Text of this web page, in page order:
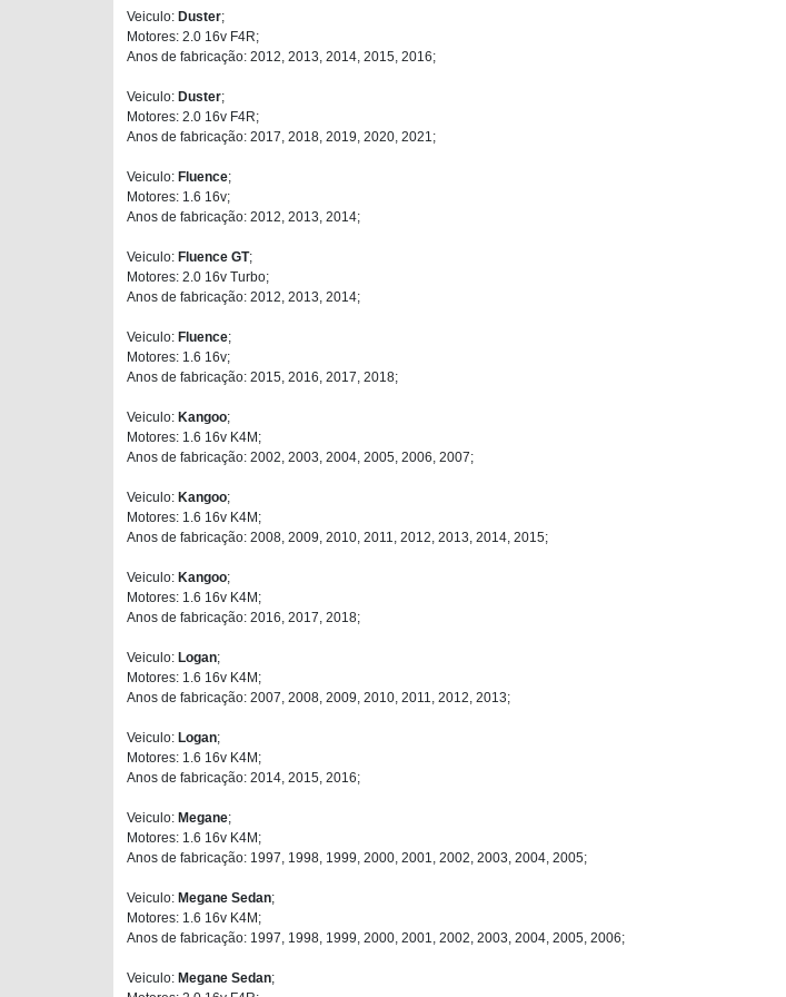
Veiculo: Duster;
Motores: 2.0 16v F4R;
Anos de fabricação: 2012, 2013, 2014, 2015, 2016;
Veiculo: Duster;
Motores: 2.0 16v F4R;
Anos de fabricação: 2017, 2018, 2019, 2020, 2021;
Veiculo: Fluence;
Motores: 1.6 16v;
Anos de fabricação: 2012, 2013, 2014;
Veiculo: Fluence GT;
Motores: 2.0 16v Turbo;
Anos de fabricação: 2012, 2013, 2014;
Veiculo: Fluence;
Motores: 1.6 16v;
Anos de fabricação: 2015, 2016, 2017, 2018;
Veiculo: Kangoo;
Motores: 1.6 16v K4M;
Anos de fabricação: 2002, 2003, 2004, 2005, 2006, 2007;
Veiculo: Kangoo;
Motores: 1.6 16v K4M;
Anos de fabricação: 2008, 2009, 2010, 2011, 2012, 2013, 2014, 2015;
Veiculo: Kangoo;
Motores: 1.6 16v K4M;
Anos de fabricação: 2016, 2017, 2018;
Veiculo: Logan;
Motores: 1.6 16v K4M;
Anos de fabricação: 2007, 2008, 2009, 2010, 2011, 2012, 2013;
Veiculo: Logan;
Motores: 1.6 16v K4M;
Anos de fabricação: 2014, 2015, 2016;
Veiculo: Megane;
Motores: 1.6 16v K4M;
Anos de fabricação: 1997, 1998, 1999, 2000, 2001, 2002, 2003, 2004, 2005;
Veiculo: Megane Sedan;
Motores: 1.6 16v K4M;
Anos de fabricação: 1997, 1998, 1999, 2000, 2001, 2002, 2003, 2004, 2005, 2006;
Veiculo: Megane Sedan;